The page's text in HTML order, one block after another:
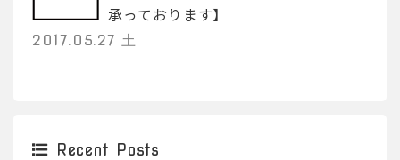
承っております】
2017.05.27 土
Recent Posts